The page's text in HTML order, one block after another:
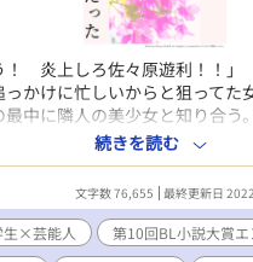
！ 炎上しろ佐々原遊利！！
かけに忙しいからと狙ってた
最中に隣人の美少女と知り合う
醸し出す美少女へ鼻の下を延ば
こそフラれた原因の若手俳優
弄んだお詫びと称して、康平は
。 女子との距離を詰めるべく
たり、二人で出掛けたり……。
される順風満帆な日々を過ごす
続きを読む
文字数 76,655 最終更新日
生×芸能人
第10回BL小説大賞エ